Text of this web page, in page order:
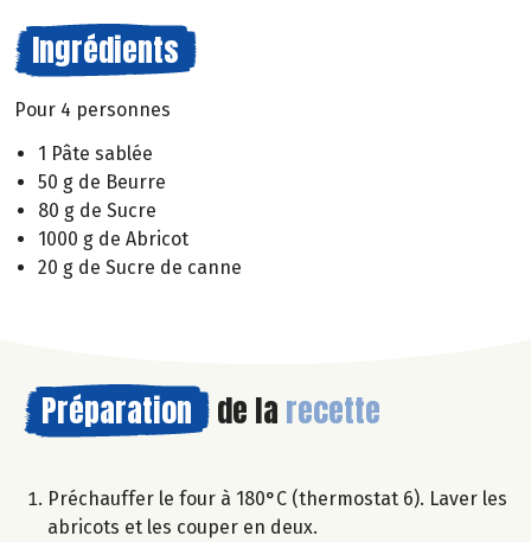
Ingrédients
Pour 4 personnes
1 Pâte sablée
50 g de Beurre
80 g de Sucre
1000 g de Abricot
20 g de Sucre de canne
Préparation de la recette
Préchauffer le four à 180°C (thermostat 6). Laver les
abricots et les couper en deux.